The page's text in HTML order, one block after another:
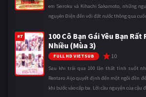
em Seiroku và Kihachi Sakamoto, những
nguyên Điện đến với đất nước thông qua
#7
100 Cô Bạn Gái Yêu Bạn
Nhiều (Mùa 3)
FULL HD VIETSUB 10
Sau khi trải qua 100 lần thất tình suốt
Rentaro Aijo quyết định đến một ngôi đền
khi bước vào cấp ba. Lời cầu nguyện của cậu